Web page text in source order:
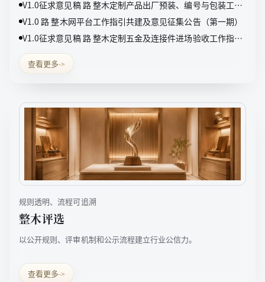
V1.0征求意见稿 路 整木定制产品出厂预装、编号与包装工作
指引（V1.0征求意见稿）
V1.0 路 整木网平台工作指引共建及意见征集公告（第一期）
V1.0征求意见稿 路 整木定制五金及连接件进场验收工作指引
查看更多->
规则透明、流程可追溯
整木评选
以公开规则、评审机制和公示流程建立行业公信力。
查看更多->